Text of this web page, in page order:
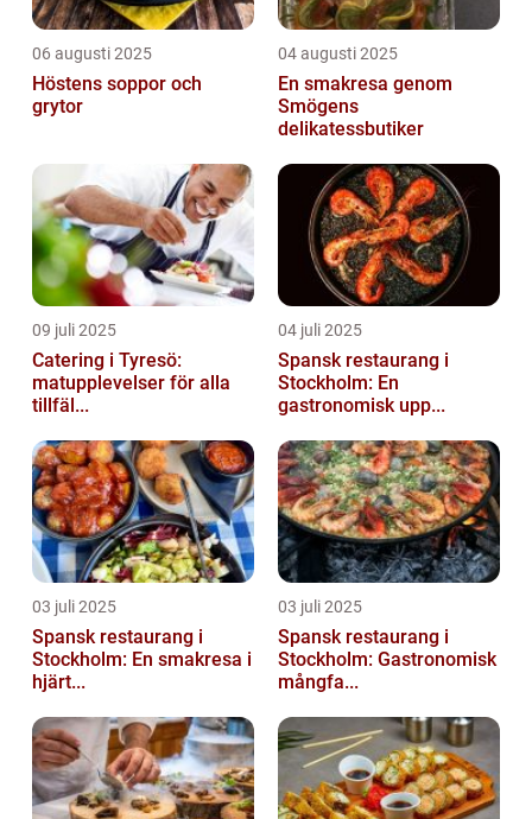
06 augusti 2025
Höstens soppor och
grytor
04 augusti 2025
En smakresa genom
Smögens
delikatessbutiker
09 juli 2025
Catering i Tyresö:
matupplevelser för alla
tillfäl...
04 juli 2025
Spansk restaurang i
Stockholm: En
gastronomisk upp...
03 juli 2025
Spansk restaurang i
Stockholm: En smakresa i
hjärt...
03 juli 2025
Spansk restaurang i
Stockholm: Gastronomisk
mångfa...